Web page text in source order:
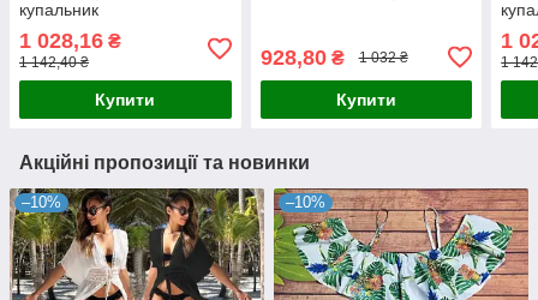
купальник
1 028,16 ₴
1 142,40 ₴
Купити
928,80₴ 1 032 ₴
Купити
1
1
Акційні пропозиції та новинки
–10% –10%